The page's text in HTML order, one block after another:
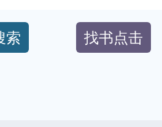
索 找书点击